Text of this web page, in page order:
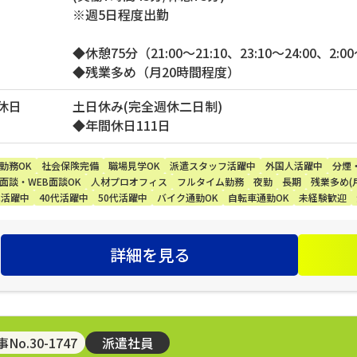
※週5日程度出勤
◆休憩75分（21:00～21:10、23:10～24:00、
◆残業多め（月20時間程度）
日
土日休み(完全週休二日制)
◆年間休日111日
務OK 社会保険完備 職場見学OK 派遣スタッフ活躍中 外国人活躍中
分煙
談・WEB面談OK
人材プロオフィス フルタイム勤務 夜勤 長期
残業多め(
躍中
40代活躍中 50代活躍中 バイク通勤OK 自転車通勤OK 未経験歓迎
詳細を見る
No.30-1747 派遣社員